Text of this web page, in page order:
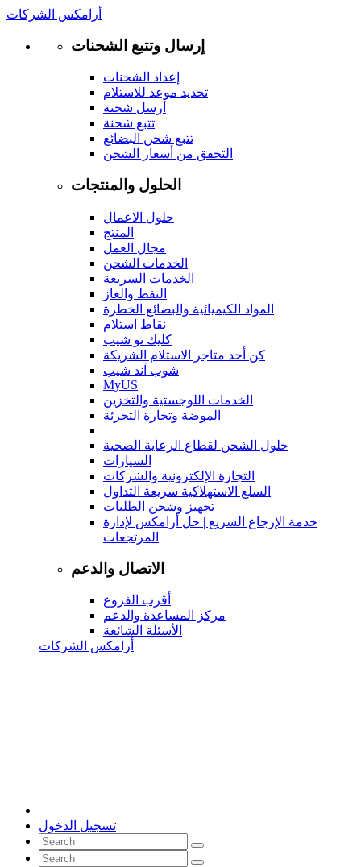
أرامكس الشركات
إرسال وتتبع الشحنات
إعداد الشحنات
تحديد موعد للاستلام
أرسل شحنة
تتبع شحنة
تتبع شحن البضائع
التحقق من أسعار الشحن
الحلول والمنتجات
حلول الاعمال
المنتج
مجال العمل
الخدمات الشحن
الخدمات السريعة
النفط والغاز
المواد الكيميائية والبضائع الخطرة
نقاط استلام
كليك تو شيب
كن أحد متاجر الاستلام الشريكة
شوب آند شيب
MyUS
الخدمات اللوجستية والتخزين
الموضة وتجارة التجزئة
حلول الشحن لقطاع الرعاية الصحية
السيارات
التجارة الإلكترونية والشركات
السلع الاستهلاكية سريعة التداول
تجهيز وشحن الطلبات
خدمة الإرجاع السريع | حل أرامكس لإدارة
المرتجعات
الاتصال والدعم
أقرب الفروع
مركز المساعدة والدعم
الأسئلة الشائعة
أرامكس الشركات
تسجيل الدخول